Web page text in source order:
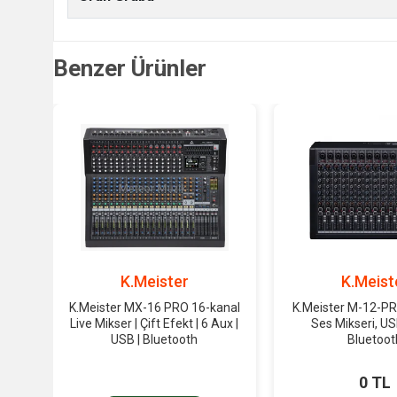
Benzer Ürünler
K.Meister
K.Meister MX-16 PRO 16-kanal
Live Mikser | Çift Efekt | 6 Aux |
USB | Bluetooth
K.Meister M-12-
Ses Mikseri,
0 TL